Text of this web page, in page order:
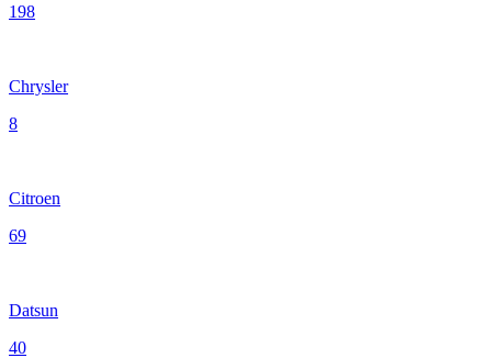
198
Chrysler
8
Citroen
69
Datsun
40